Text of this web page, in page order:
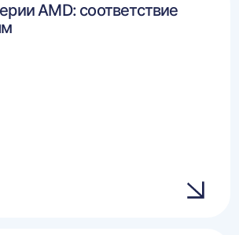
AMD: соответствие